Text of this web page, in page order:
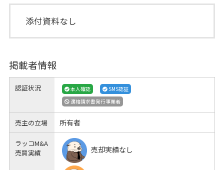
添付資料なし
掲載者情報
認証状況 本人確認
SMS認証
適格請求書発行事業者
売主の立場 所有者
ラッコM&A
売買実績
売却実績なし